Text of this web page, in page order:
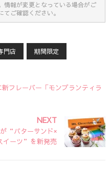
情報が変更となっている場合がご
ご確認ください。
門店 期間限定
フレーバー「モンブランティラ
NEXT
“バターサンド×
イーツ”を新発売